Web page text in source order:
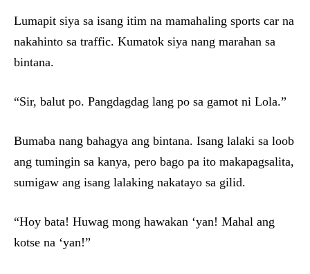
Lumapit siya sa isang itim na mamahaling sports car na
nakahinto sa traffic. Kumatok siya nang marahan sa
bintana.
“Sir, balut po. Pangdagdag lang po sa gamot ni Lola.”
Bumaba nang bahagya ang bintana. Isang lalaki sa loob
ang tumingin sa kanya, pero bago pa ito makapagsalita,
sumigaw ang isang lalaking nakatayo sa gilid.
“Hoy bata! Huwag mong hawakan ‘yan! Mahal ang
kotse na ‘yan!”